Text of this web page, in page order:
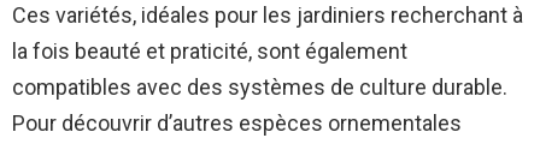
Ces variétés, idéales pour les jardiniers recherchant à
la fois beauté et praticité, sont également
compatibles avec des systèmes de culture durable.
Pour découvrir d’autres espèces ornementales